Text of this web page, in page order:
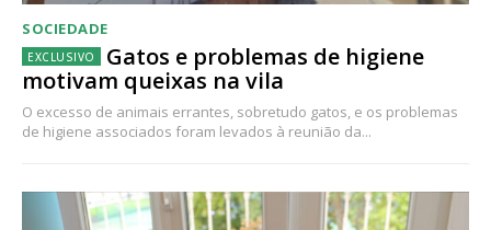
SOCIEDADE
Gatos e problemas de higiene
motivam queixas na vila
O excesso de animais errantes, sobretudo gatos, e os problemas
de higiene associados foram levados à reunião da...